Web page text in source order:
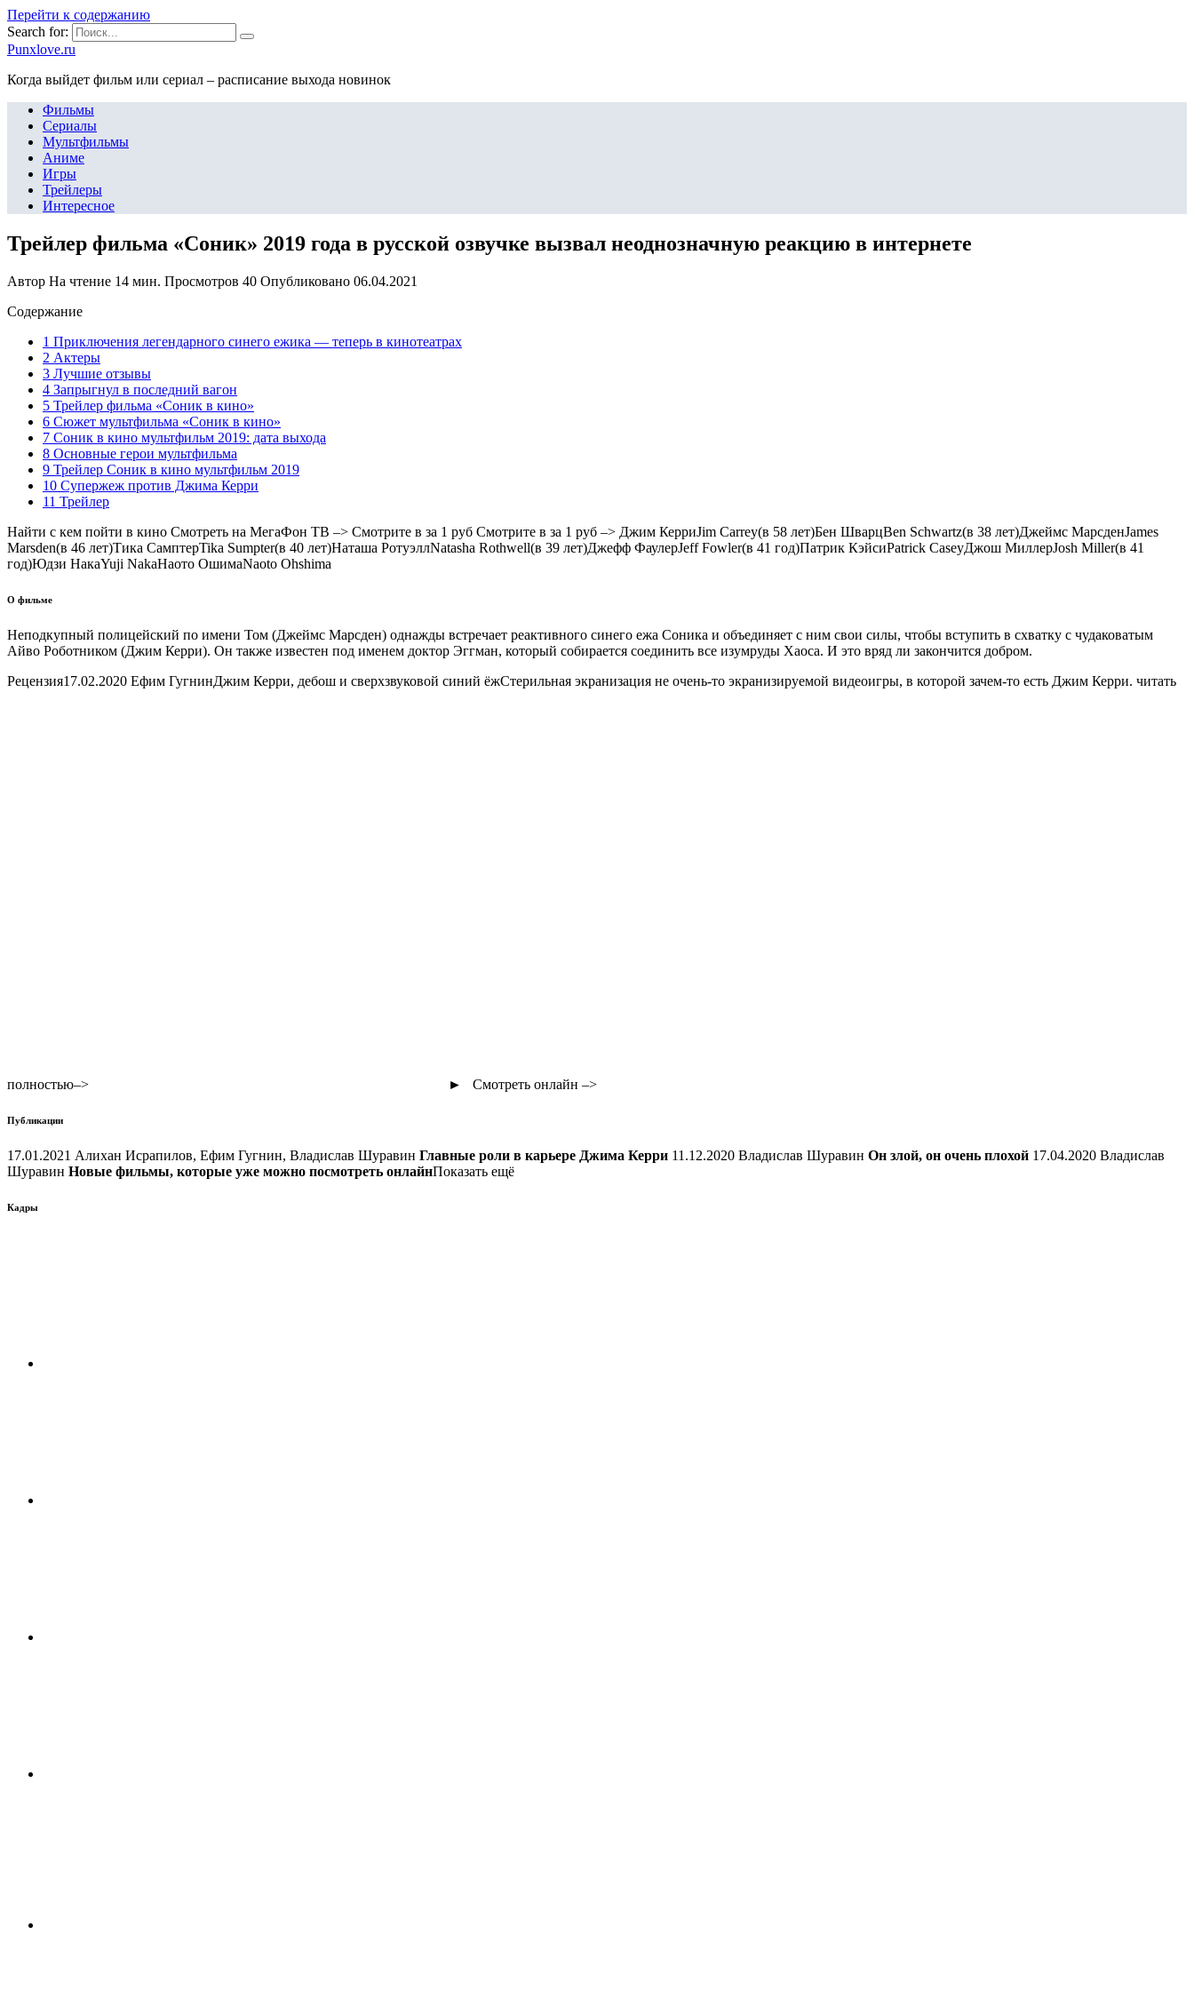
Перейти к содержанию
Search for:
Punxlove.ru
Когда выйдет фильм или сериал – расписание выхода новинок
Фильмы
Сериалы
Мультфильмы
Аниме
Игры
Трейлеры
Интересное
Трейлер фильма «Соник» 2019 года в русской озвучке вызвал неоднозначную реакцию в интернете
Автор На чтение 14 мин. Просмотров 40 Опубликовано 06.04.2021
Содержание
1 Приключения легендарного синего ежика — теперь в кинотеатрах
2 Актеры
3 Лучшие отзывы
4 Запрыгнул в последний вагон
5 Трейлер фильма «Соник в кино»
6 Сюжет мультфильма «Соник в кино»
7 Соник в кино мультфильм 2019: дата выхода
8 Основные герои мультфильма
9 Трейлер Соник в кино мультфильм 2019
10 Супержеж против Джима Керри
11 Трейлер
Найти с кем пойти в кино Смотреть на МегаФон ТВ –> Смотрите в за 1 руб Смотрите в за 1 руб –> Джим КерриJim Carrey(в 58 лет)Бен ШварцBen Schwartz(в 38 лет)Джеймс МарсденJames
Marsden(в 46 лет)Тика СамптерTika Sumpter(в 40 лет)Наташа РотуэллNatasha Rothwell(в 39 лет)Джефф ФаулерJeff Fowler(в 41 год)Патрик КэйсиPatrick CaseyДжош МиллерJosh Miller(в 41
год)Юдзи НакаYuji NakaНаото ОшимаNaoto Ohshima
О фильме
Неподкупный полицейский по имени Том (Джеймс Марсден) однажды встречает реактивного синего ежа Соника и объединяет с ним свои силы, чтобы вступить в схватку с чудаковатым
Айво Роботником (Джим Керри). Он также известен под именем доктор Эггман, который собирается соединить все изумруды Хаоса. И это вряд ли закончится добром.
Рецензия17.02.2020 Ефим ГугнинДжим Керри, дебош и сверхзвуковой синий ёжСтерильная экранизация не очень-то экранизируемой видеоигры, в которой зачем-то есть Джим Керри. читать
полностью–> ► Смотреть онлайн –>
Публикации
17.01.2021 Алихан Исрапилов, Ефим Гугнин, Владислав Шуравин Главные роли в карьере Джима Керри 11.12.2020 Владислав Шуравин Он злой, он очень плохой 17.04.2020 Владислав
Шуравин Новые фильмы, которые уже можно посмотреть онлайнПоказать ещё
Кадры